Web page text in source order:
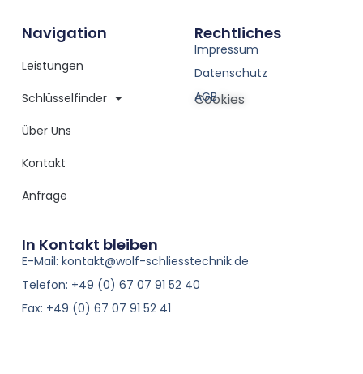
In Kontakt bleiben
E-Mail: kontakt@wolf-schliesstechnik.de
Telefon: +49 (0) 67 07 91 52 40
Fax: +49 (0) 67 07 91 52 41
Navigation
Leistungen
Schlüsselfinder
Über Uns
Kontakt
Anfrage
Rechtliches
Impressum
Datenschutz
AGB
Cookies